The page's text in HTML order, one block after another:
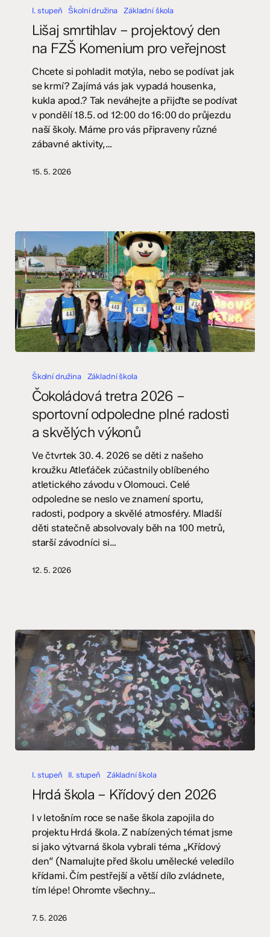
smrtihlav
projektový
Komenium
veřejnost
I. stupeň Školní družina Základní škola
Lišaj smrtihlav – projektový den
na FZŠ Komenium pro veřejnost
Chcete si pohladit motýla, nebo se podívat jak
se krmí? Zajímá vás jak vypadá housenka,
kukla apod.? Tak neváhejte a přijďte se podívat
v pondělí 18.5. od 12:00 do 16:00 do průjezdu
naší školy. Máme pro vás připraveny různé
zábavné aktivity,…
15. 5. 2026
tretra
2026
sportovní
odpoledne
radosti
skvělých
výkonů
Školní družina Základní škola
Čokoládová tretra 2026 –
sportovní odpoledne plné radosti
a skvělých výkonů
Ve čtvrtek 30. 4. 2026 se děti z našeho
kroužku Atleťáček zúčastnily oblíbeného
atletického závodu v Olomouci. Celé
odpoledne se neslo ve znamení sportu,
radosti, podpory a skvělé atmosféry. Mladší
děti statečně absolvovaly běh na 100 metrů,
starší závodníci si…
12. 5. 2026
škola
Křídový
2026
I. stupeň II. stupeň Základní škola
Hrdá škola – Křídový den 2026
I v letošním roce se naše škola zapojila do
projektu Hrdá škola. Z nabízených témat jsme
si jako výtvarná škola vybrali téma „Křídový
den“ (Namalujte před školu umělecké veledílo
křídami. Čím pestřejší a větší dílo zvládnete,
tím lépe! Ohromte všechny…
7. 5. 2026